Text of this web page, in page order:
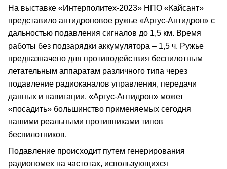
На выставке «Интерполитех-2023» НПО «Кайсант»
представило антидроновое ружье «Аргус-Антидрон» с
дальностью подавления сигналов до 1,5 км. Время
работы без подзарядки аккумулятора – 1,5 ч. Ружье
предназначено для противодействия беспилотным
летательным аппаратам различного типа через
подавление радиоканалов управления, передачи
данных и навигации. «Аргус-Антидрон» может
«посадить» большинство применяемых сегодня
нашими реальными противниками типов
беспилотников.
Подавление происходит путем генерирования
радиопомех на частотах, использующихся